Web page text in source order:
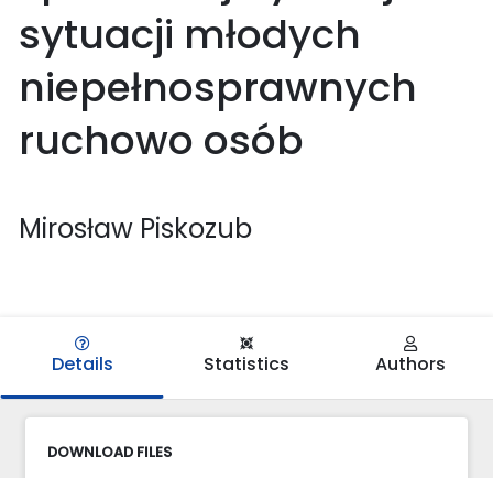
sytuacji młodych
niepełnosprawnych
ruchowo osób
Mirosław Piskozub
Details Statistics Authors
DOWNLOAD FILES